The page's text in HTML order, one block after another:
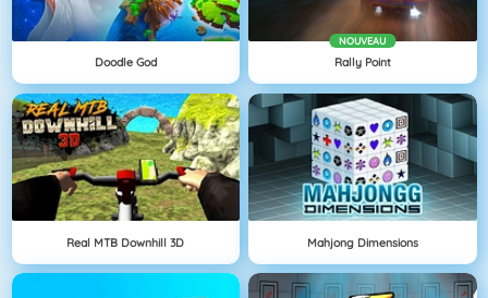
Doodle God
NOUVEAU
Rally Point
Real MTB Downhill 3D Mahjong Dimensions